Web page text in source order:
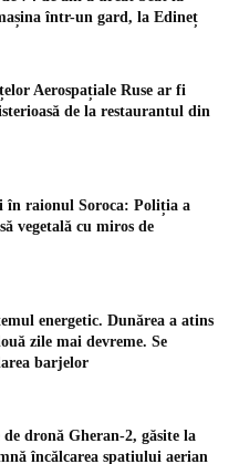
într-un gard, la Edineț
Aerospațiale Ruse ar fi
de la restaurantul din
în raionul Soroca: Poliția a
vegetală cu miros de
energetic. Dunărea a atins
zile mai devreme. Se
barjelor
dronă Gheran-2, găsite la
încălcarea spațiului aerian